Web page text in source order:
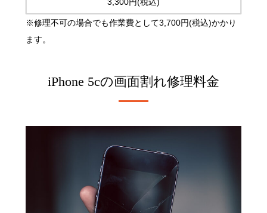
※修理不可の場合でも作業費として3,700円(税込)かかり
ます。
iPhone 5cの画面割れ修理料金